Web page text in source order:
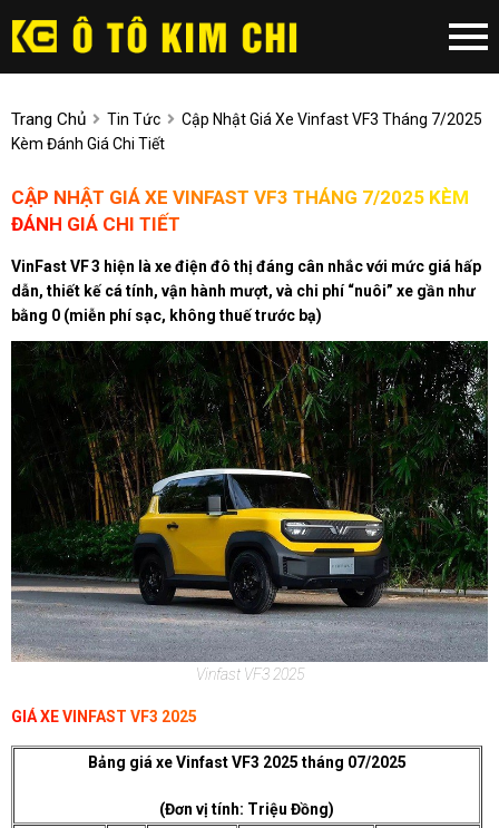
Trang Chủ Tin Tức
Cập Nhật Giá Xe Vinfast VF3 Tháng 7/2025
Kèm Đánh Giá Chi Tiết
CẬP NHẬT GIÁ XE VINFAST VF3 THÁNG 7/2025 KÈM
ĐÁNH GIÁ CHI TIẾT
VinFast VF 3 hiện là xe điện đô thị đáng cân nhắc với mức giá hấp
dẫn, thiết kế cá tính, vận hành mượt, và chi phí “nuôi” xe gần như
bằng 0 (miễn phí sạc, không thuế trước bạ)
Vinfast VF3 2025
GIÁ XE VINFAST VF3 2025
Bảng giá xe Vinfast VF3 2025 tháng 07/2025
(Đơn vị tính: Triệu Đồng)